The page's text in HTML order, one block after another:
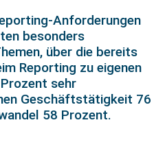
Anforderungen
besonders
über die bereits
Reporting zu eigenen
sehr
Geschäftstätigkeit 76
58 Prozent.